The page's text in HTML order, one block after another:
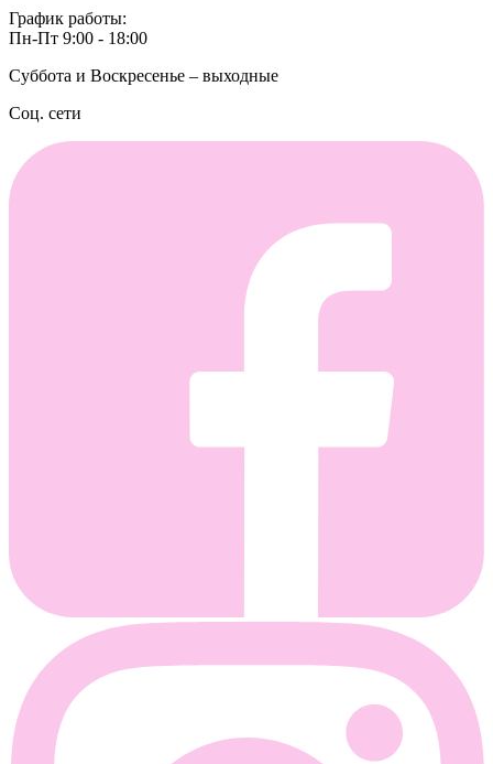
График работы:
Пн-Пт 9:00 - 18:00
Суббота и Воскресенье – выходные
Соц. сети